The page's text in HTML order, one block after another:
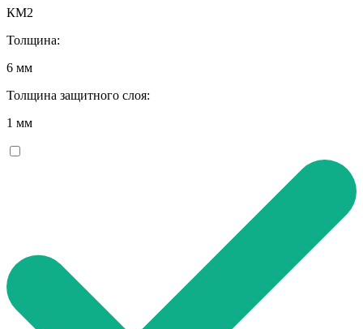
КМ2
Толщина:
6 мм
Толщина защитного слоя:
1 мм